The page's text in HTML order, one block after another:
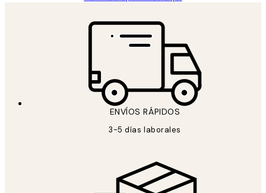
ENVÍOS RÁPIDOS
3-5 días laborales